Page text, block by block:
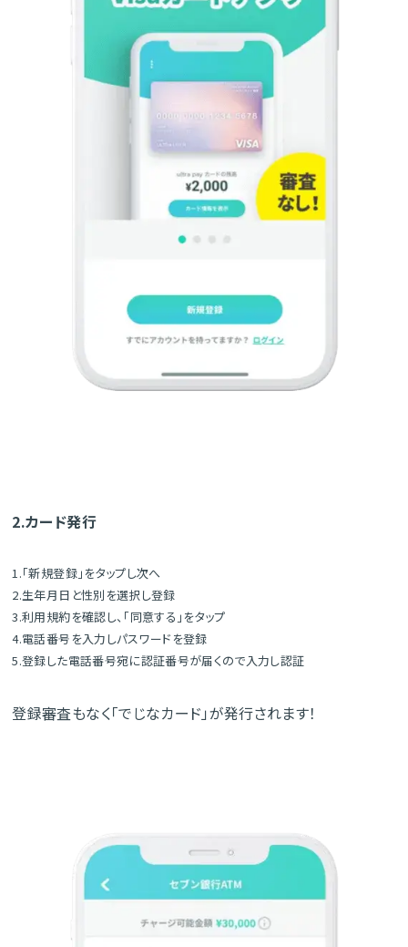
2.カード発行
1.「新規登録」をタップし次へ
2.生年月日と性別を選択し登録
3.利用規約を確認し、「同意する」をタップ
4.電話番号を入力しパスワードを登録
5.登録した電話番号宛に認証番号が届くので入力し認証
登録審査もなく「でじなカード」が発行されます！